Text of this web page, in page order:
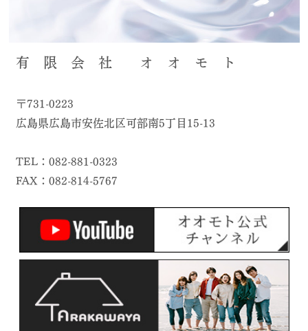
有 限 会 社 オ オ モ ト
〒731-0223
広島県広島市安佐北区可部南5丁目15-13
TEL：082-881-0323
FAX：082-814-5767